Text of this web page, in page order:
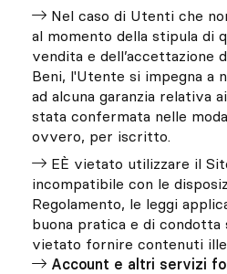
Nel caso di Utenti che
al momento della stipula di
vendita e dell’accettazione
Beni, l'Utente si impegna a
ad alcuna garanzia relativa
stata confermata nelle
ovvero, per iscritto.
EÈ vietato utilizzare il
incompatibile con le
Regolamento, le leggi
buona pratica e di condotta
vietato fornire contenuti
Account e altri servizi